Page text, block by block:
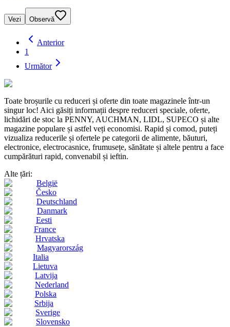
Vezi Observă
Anterior
1
Următor
Toate broșurile cu reduceri și oferte din toate magazinele într-un
singur loc! Aici găsiți informații despre reduceri speciale, oferte,
lichidări de stoc la PENNY, AUCHMAN, LIDL, SUPECO și alte
magazine populare și astfel veți economisi. Rapid și comod, puteți
vizualiza reducerile și ofertele pe categorii de alimente, băuturi,
electronice, electrocasnice, frumusețe, sănătate și altele pentru a face
cumpărături rapid, convenabil și ieftin.
Alte țări:
België
Česko
Deutschland
Danmark
Eesti
France
Hrvatska
Magyarország
Italia
Lietuva
Latvija
Nederland
Polska
Srbija
Sverige
Slovensko